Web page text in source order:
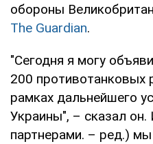
обороны
The Guardian.
"Сегодня я могу
200 противотанковых
рамках дальнейшего
Украины", – сказал
партнерами. – ред.)